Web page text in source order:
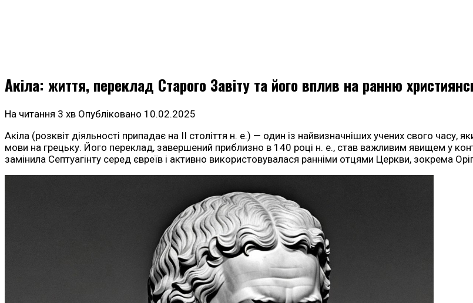
Акіла: життя, переклад Старого Завіту та його вплив на ранню
На читання 3 хв Опубліковано 10.02.2025
Акіла (розквіт діяльності припадає на II століття н. е.) — один із найвизначніших учених свого часу,
мови на грецьку. Його переклад, завершений приблизно в 140 році н. е., став важливим явищем у
замінила Септуагінту серед євреїв і активно використовувалася ранніми отцями Церкви, зокрема